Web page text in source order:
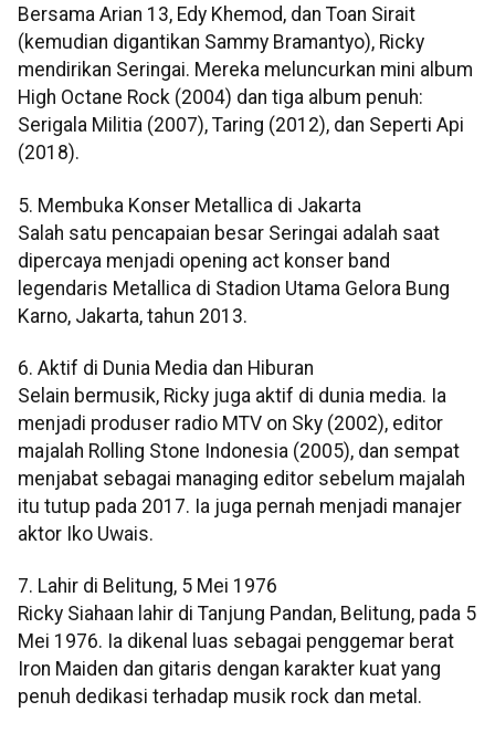
Bersama Arian 13, Edy Khemod, dan Toan Sirait
(kemudian digantikan Sammy Bramantyo), Ricky
mendirikan Seringai. Mereka meluncurkan mini album
High Octane Rock (2004) dan tiga album penuh:
Serigala Militia (2007), Taring (2012), dan Seperti Api
(2018).
5. Membuka Konser Metallica di Jakarta
Salah satu pencapaian besar Seringai adalah saat
dipercaya menjadi opening act konser band
legendaris Metallica di Stadion Utama Gelora Bung
Karno, Jakarta, tahun 2013.
6. Aktif di Dunia Media dan Hiburan
Selain bermusik, Ricky juga aktif di dunia media. Ia
menjadi produser radio MTV on Sky (2002), editor
majalah Rolling Stone Indonesia (2005), dan sempat
menjabat sebagai managing editor sebelum majalah
itu tutup pada 2017. Ia juga pernah menjadi manajer
aktor Iko Uwais.
7. Lahir di Belitung, 5 Mei 1976
Ricky Siahaan lahir di Tanjung Pandan, Belitung, pada 5
Mei 1976. Ia dikenal luas sebagai penggemar berat
Iron Maiden dan gitaris dengan karakter kuat yang
penuh dedikasi terhadap musik rock dan metal.